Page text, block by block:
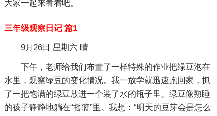
大家一起来看看吧。
三年级观察日记 篇1
9月26日 星期六 晴
下午，老师给我们布置了一样特殊的作业把绿豆泡在
水里，观察绿豆的变化情况。我一放学就迅速跑回家，抓
了一把饱满的绿豆放进一个装了水的瓶子里。绿豆像熟睡
的孩子静静地躺在“摇篮”里。我想：“明天的豆芽会是怎么